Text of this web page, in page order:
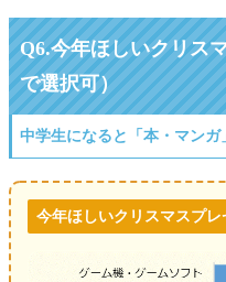
Q6.今年ほしいクリス
で選択可）
中学生になると「本・マンガ
今年ほしいクリスマスプ